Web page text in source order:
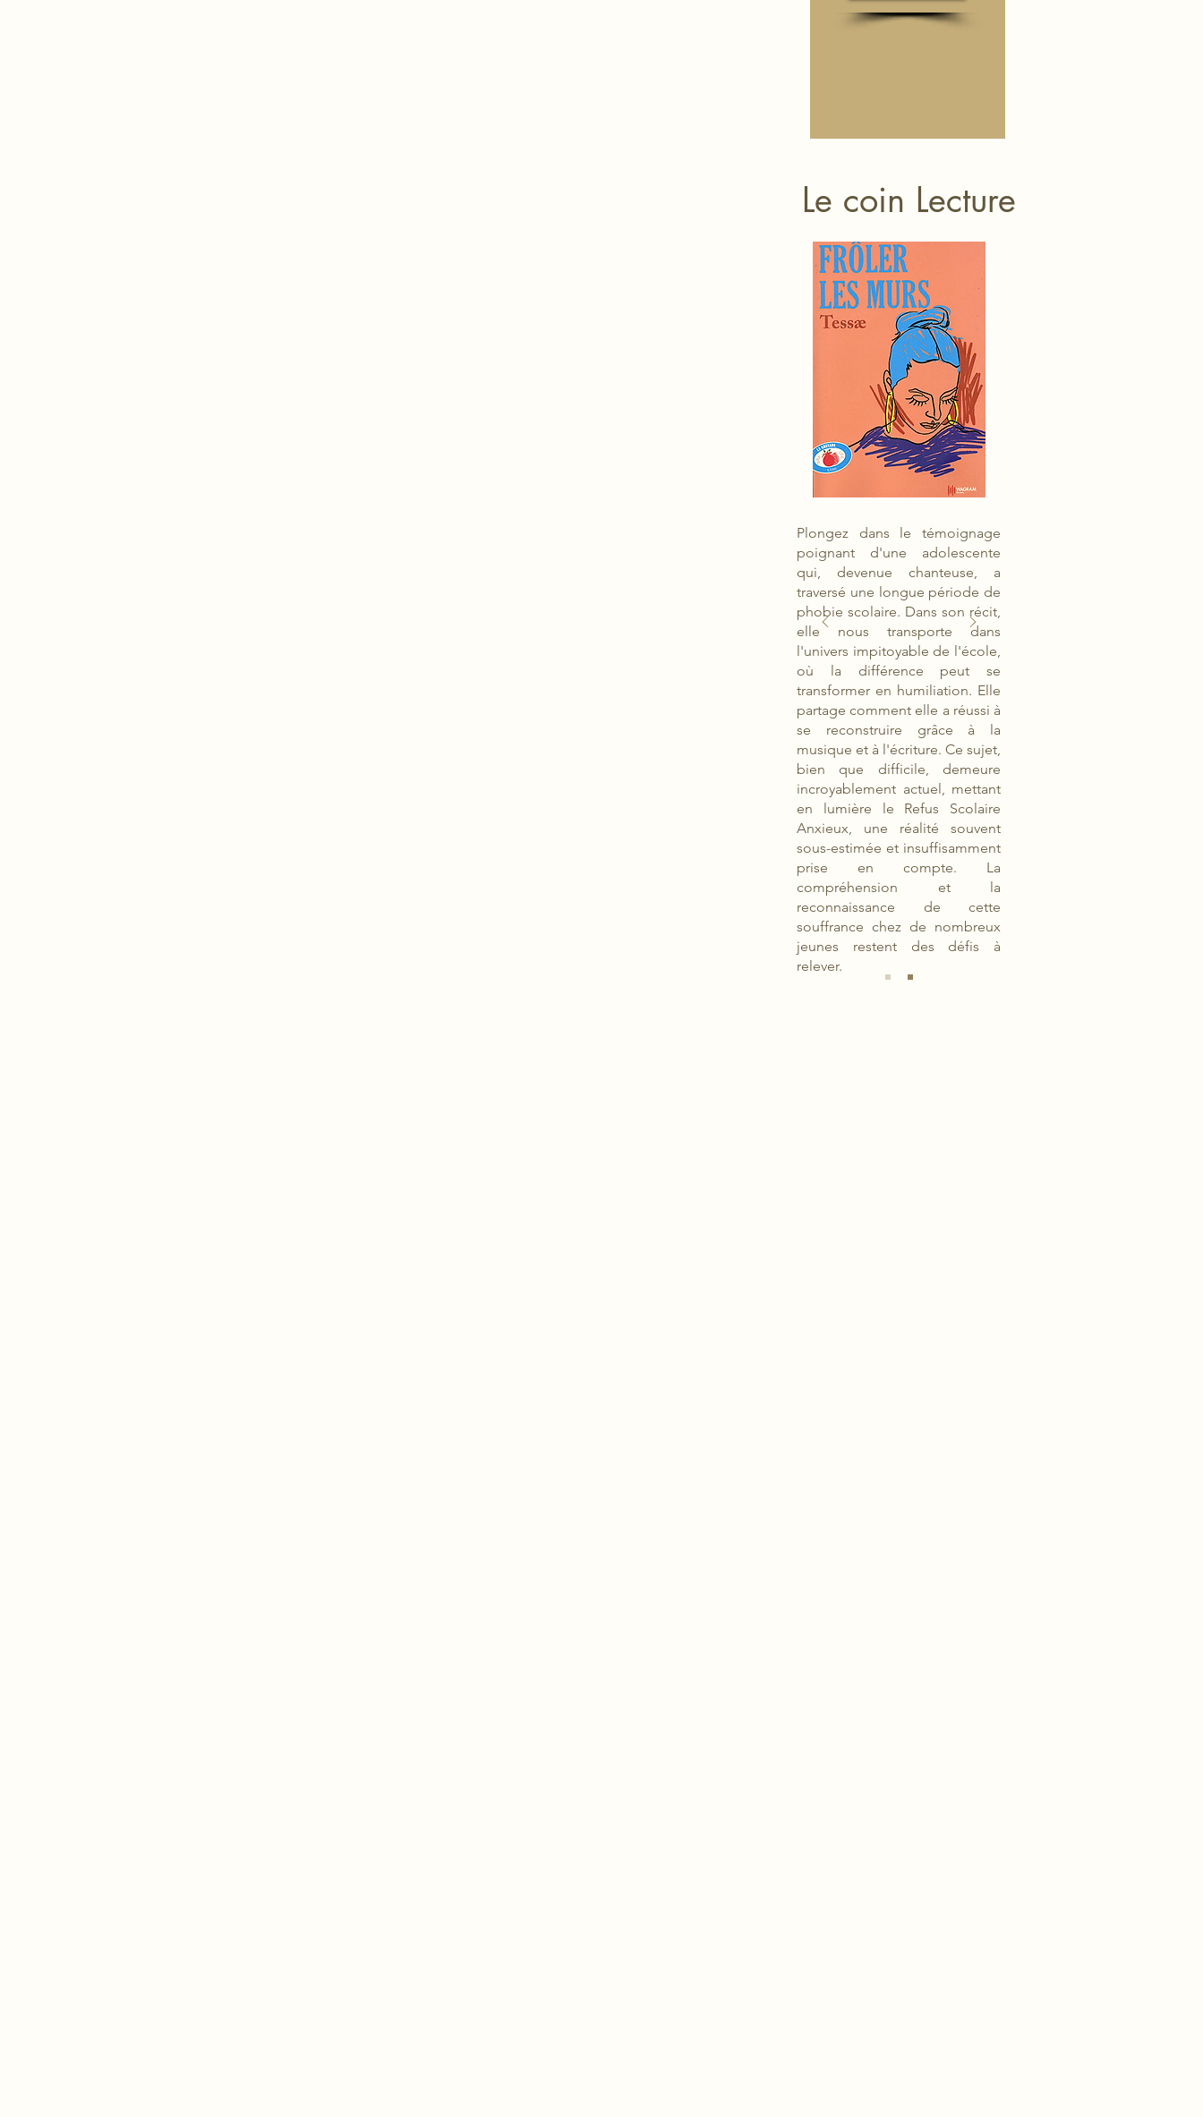
Le coin Lecture
Plongez dans le témoignage
poignant d'une adolescente
qui, devenue chanteuse, a
traversé une longue période de
phobie scolaire. Dans son récit,
elle nous transporte dans
l'univers impitoyable de l'école,
où la différence peut se
transformer en humiliation. Elle
partage comment elle a réussi à
se reconstruire grâce à la
musique et à l'écriture. Ce sujet,
bien que difficile, demeure
incroyablement actuel, mettant
en lumière le Refus Scolaire
Anxieux, une réalité souvent
sous-estimée et insuffisamment
prise en compte. La
compréhension et la
reconnaissance de cette
souffrance chez de nombreux
jeunes restent des défis à
relever.